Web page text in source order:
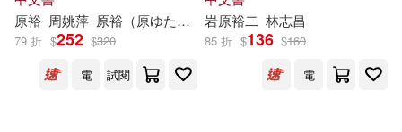
高平尚伸(2) ﾒﾃﾞｨｱｻﾌﾟﾗｲ(2)
大東海(2)
作者/演唱/譯/編/繪(268)
價格
範圍
-
原裕 周姚萍 原裕 （原ゆたか）
79 折 $252 $320
電
試閱
岩原裕二 林志昌
85 折 $136 $160
電